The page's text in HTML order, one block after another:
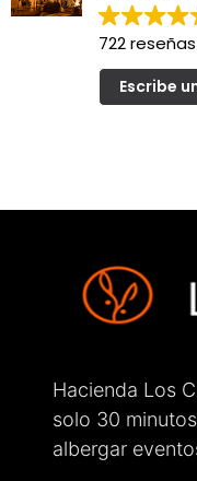
722
Escribe
Hacienda Los
solo 30
albergar